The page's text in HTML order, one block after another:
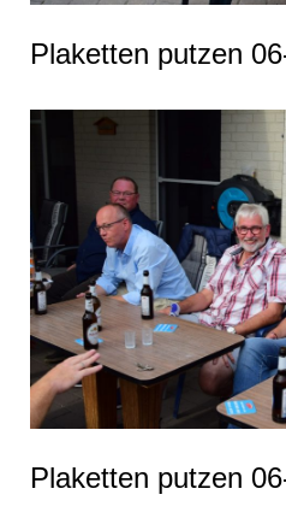
Plaketten putzen
Plaketten putzen